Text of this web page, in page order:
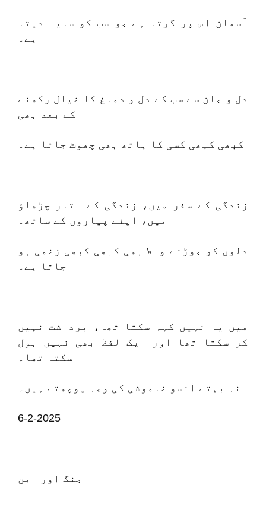
آسمان اس پر گرتا ہے جو سب کو سایہ دیتا
ہے۔
دل و جان سے سب کے دل و دماغ کا خیال رکھنے
کے بعد بھی
کبھی کبھی کسی کا ہاتھ بھی چھوٹ جاتا ہے۔
زندگی کے سفر میں، زندگی کے اتار چڑھاؤ
میں، اپنے پیاروں کے ساتھ۔
دلوں کو جوڑنے والا بھی کبھی کبھی زخمی ہو
جاتا ہے۔
میں یہ نہیں کہہ سکتا تھا، برداشت نہیں
کر سکتا تھا اور ایک لفظ بھی نہیں بول
سکتا تھا۔
نہ بہتے آنسو خاموشی کی وجہ پوچھتے ہیں۔
6-2-2025
جنگ اور امن